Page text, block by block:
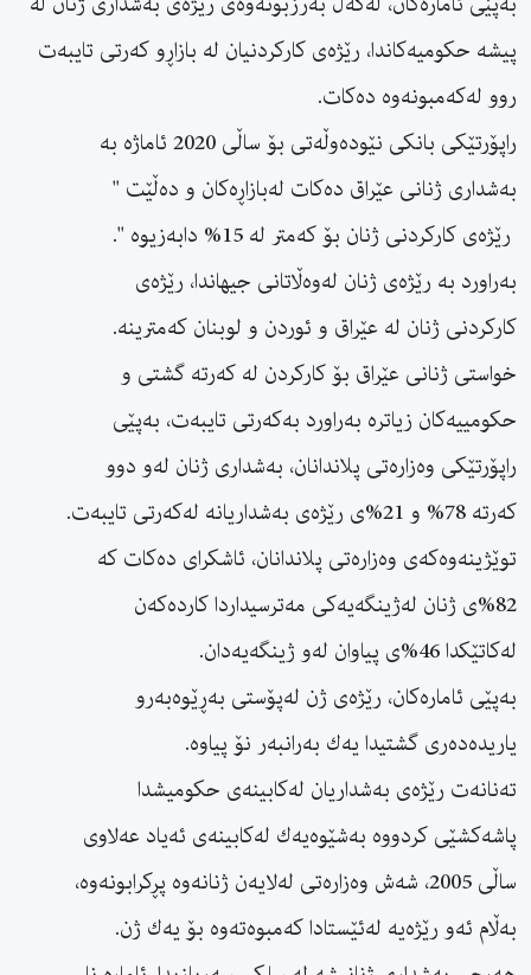
پیشە حكومیەكاندا، رێژەی كاركردنیان لە بازاڕو كەرتی تایبەت
روو لەكەمبونەوە دەكات.
راپۆرتێكی بانكی نێودەوڵەتی بۆ ساڵی 2020 ئاماژە بە
بەشداری ژنانی عێراق دەكات لەبازاڕەكان و دەڵێت "
رێژەی كاركردنی ژنان بۆ كەمتر لە 15% دابەزیوە ".
بەراورد بە رێژەی ژنان لەوەڵاتانی جیهاندا، رێژەی
كاركردنی ژنان لە عێراق و ئوردن و لوبنان كەمترینە.
خواستی ژنانی عێراق بۆ كاركردن لە كەرتە گشتی و
حكومییەكان زیاترە بەراورد بەكەرتی تایبەت، بەپێی
راپۆرتێكی وەزارەتی پلاندانان، بەشداری ژنان لەو دوو
كەرتە 78% و 21%ی رێژەی بەشداریانە لەكەرتی تایبەت.
توێژینەوەكەی وەزارەتی پلاندانان، ئاشكرای دەكات كە
82%ی ژنان لەژینگەیەكی مەترسیداردا كاردەكەن
لەكاتێكدا 46%ی پیاوان لەو ژینگەیەدان.
بەپێی ئامارەكان، رێژەی ژن لەپۆستی بەڕێوەبەرو
یاریدەدەری گشتیدا یەك بەرانبەر نۆ پیاوە.
تەنانەت رێژەی بەشداریان لەكابینەی حكومیشدا
پاشەكشێی كردووە بەشێوەیەك لەكابینەی ئەیاد عەلاوی
ساڵی 2005، شەش وەزارەتی لەلایەن ژنانەوە پڕكرابونەوە،
بەڵام ئەو رێژەیە لەئێستادا كەمبوەتەوە بۆ یەك ژن.